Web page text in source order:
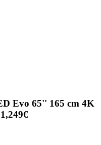
Evo 65'' 165 cm 4K